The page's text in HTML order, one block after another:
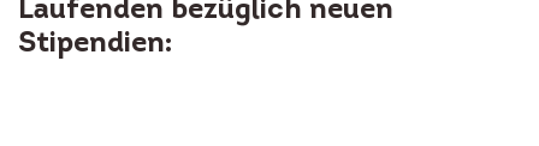
Laufenden bezüglich neuen
Stipendien: